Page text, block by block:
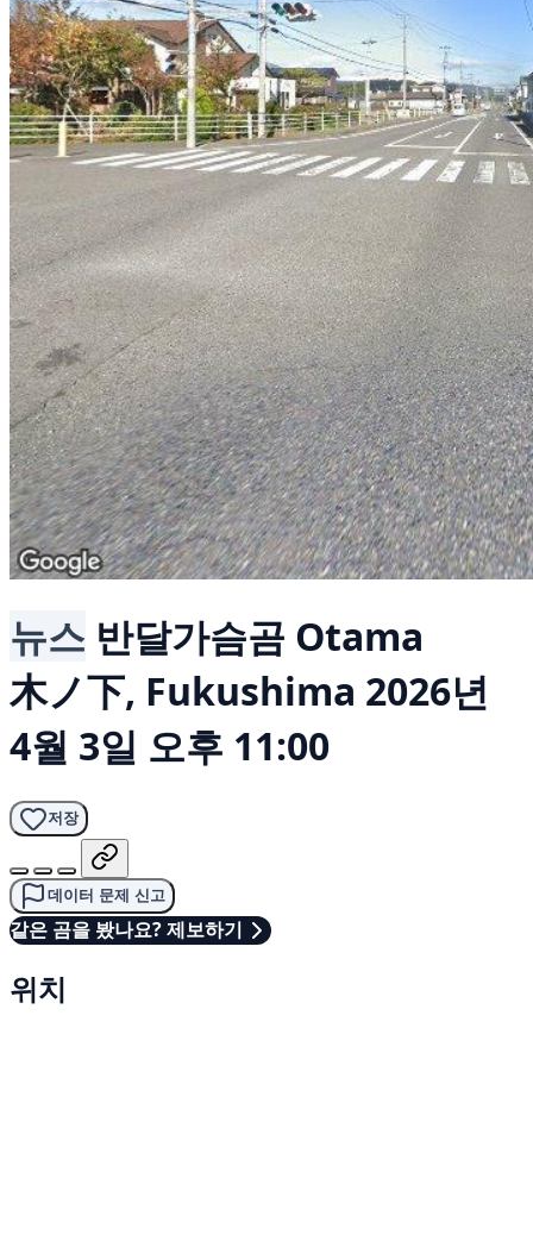
뉴스 반달가슴곰 Otama
木ノ下, Fukushima 2026년
4월 3일 오후 11:00
저장
데이터 문제 신고
같은 곰을 봤나요? 제보하기
위치